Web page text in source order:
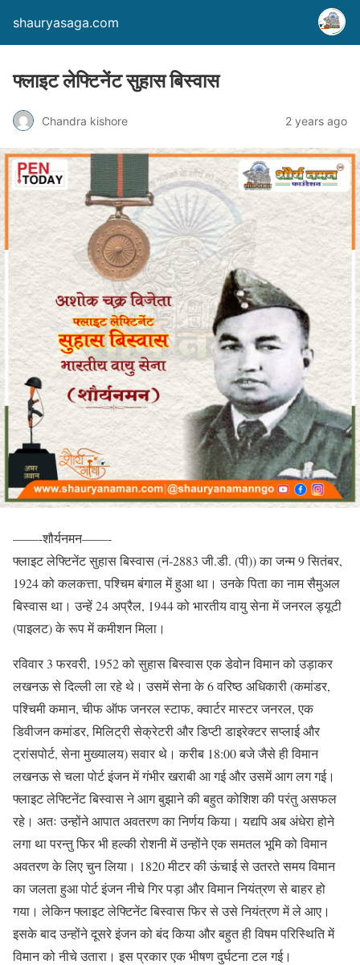
shauryasaga.com
फ्लाइट लेफ्टिनेंट सुहास बिस्वास
Chandra kishore 2 years ago
——-शौर्यनमन——-
फ्लाइट लेफ्टिनेंट सुहास बिस्वास (नं-2883 जी.डी. (पी)) का जन्म 9 सितंबर,
1924 को कलकत्ता, पश्चिम बंगाल में हुआ था। उनके पिता का नाम सैमुअल
बिस्वास था। उन्हें 24 अप्रैल, 1944 को भारतीय वायु सेना में जनरल ड्यूटी
(पाइलट) के रूप में कमीशन मिला।
रविवार 3 फरवरी, 1952 को सुहास बिस्वास एक डेवोन विमान को उड़ाकर
लखनऊ से दिल्ली ला रहे थे। उसमें सेना के 6 वरिष्ठ अधिकारी (कमांडर,
पश्चिमी कमान, चीफ ऑफ जनरल स्टाफ, क्वार्टर मास्टर जनरल, एक
डिवीजन कमांडर, मिलिट्री सेक्रेटरी और डिप्टी डाइरेक्टर सप्लाई और
ट्रांसपोर्ट, सेना मुख्यालय) सवार थे। करीब 18:00 बजे जैसे ही विमान
लखनऊ से चला पोर्ट इंजन में गंभीर खराबी आ गई और उसमें आग लग गई।
फ्लाइट लेफ्टिनेंट बिस्वास ने आग बुझाने की बहुत कोशिश की परंतु असफल
रहे। अतः उन्होंने आपात अवतरण का निर्णय किया। यद्यपि अब अंधेरा होने
लगा था परन्तु फिर भी हल्की रोशनी में उन्होंने एक समतल भूमि को विमान
अवतरण के लिए चुन लिया। 1820 मीटर की ऊंचाई से उतरते समय विमान
का जलता हुआ पोर्ट इंजन नीचे गिर पड़ा और विमान नियंत्रण से बाहर हो
गया। लेकिन फ्लाइट लेफ्टिनेंट बिस्वास फिर से उसे नियंत्रण में ले आए।
इसके बाद उन्होंने दूसरे इंजन को बंद किया और बहुत ही विषम परिस्थिति में
विमान को नीचे उतारा। इस प्रकार एक भीषण दुर्घटना टल गई।